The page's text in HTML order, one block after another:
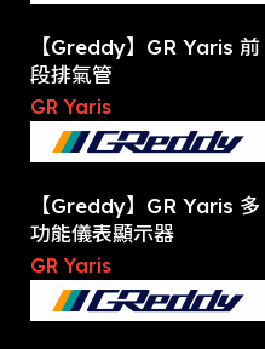
【Greddy】GR Yaris 前
段排氣管
GR Yaris
【Greddy】GR Yaris 多
功能儀表顯示器
GR Yaris